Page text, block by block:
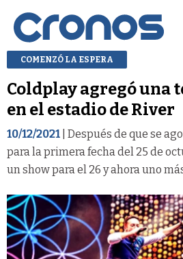
COMENZÓ LA ESPERA
Coldplay agregó una
en el estadio de River
10/12/2021 | Después de que se
para la primera fecha del 25 de
un show para el 26 y ahora uno